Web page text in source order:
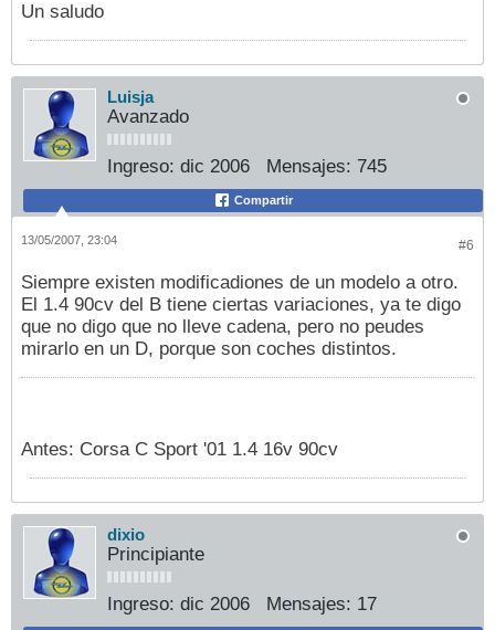
Un saludo
Luisja
Avanzado
Ingreso: dic 2006 Mensajes: 745
Compartir
#6
13/05/2007, 23:04
Siempre existen modificadiones de un modelo a otro.
El 1.4 90cv del B tiene ciertas variaciones, ya te digo
que no digo que no lleve cadena, pero no peudes
mirarlo en un D, porque son coches distintos.
Antes: Corsa C Sport '01 1.4 16v 90cv
dixio
Principiante
Ingreso: dic 2006 Mensajes: 17